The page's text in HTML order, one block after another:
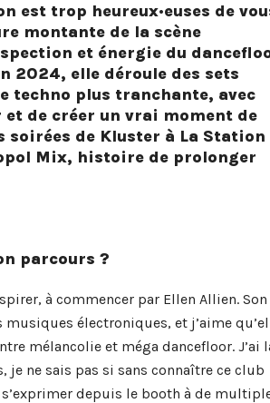
est trop heureux·euses de
montante de la scène
et énergie du
2024, elle déroule des sets
techno plus tranchante, avec
de créer un vrai moment de
soirées de Kluster à La Station
Mix, histoire de prolonger
parcours ?
à commencer par Ellen Allien. Son
électroniques, et j’aime
mélancolie et méga dancefloor. J’ai
je ne sais pas si sans connaître ce club
depuis le booth à de